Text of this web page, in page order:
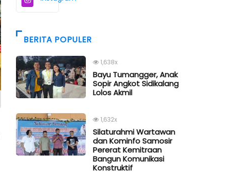
BERITA POPULER
1,638x
Bayu Tumangger, Anak
Sopir Angkot Sidikalang
Lolos Akmil
1,632x
Silaturahmi Wartawan
dan Kominfo Samosir
Pererat Kemitraan
Bangun Komunikasi
Konstruktif